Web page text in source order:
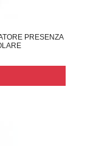
PRESENZA